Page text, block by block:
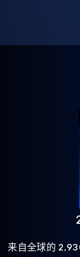
来自全球的